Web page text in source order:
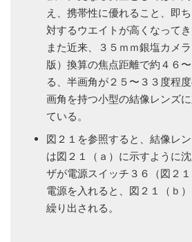
え、携帯性に優れること、即
対するウエイトが高くなってき
また近来、３５ｍｍ銀塩カメ
版）換算の焦点距離で約４６
る、半画角が２５〜３３度程
画角を持つ小型の結像レンズ
ている。
図２１を参照すると、結像レ
は図２１（ａ）に示すように
ザが電源スイッチ３６（図２
電源を入れると、図２１（ｂ
繰り出される。